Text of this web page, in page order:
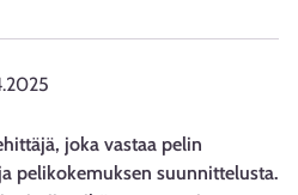
joka vastaa pelin
pelikokemuksen suunnittelusta.